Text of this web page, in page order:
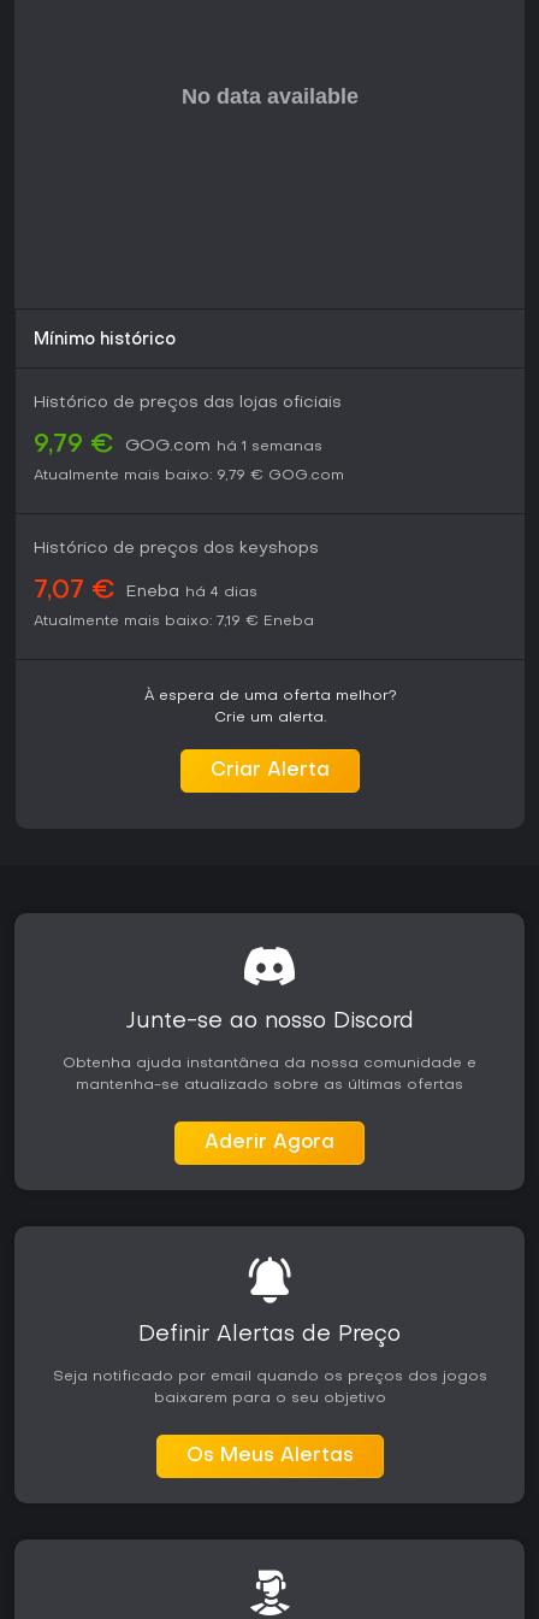
personalização de casa. Se você curte construção de
Mínimo histórico
Histórico de preços das lojas oficiais
9,79 € GOG.com
há 1 semanas
Atualmente mais baixo: 9,79 € GOG.com
Histórico de preços dos keyshops
7,07 € Eneba
há 4 dias
Atualmente mais baixo: 7,19 € Eneba
À espera de uma oferta melhor?
Crie um alerta.
Criar Alerta
Junte-se ao nosso Discord
Obtenha ajuda instantânea da nossa comunidade e
mantenha-se atualizado sobre as últimas ofertas
Aderir Agora
Definir Alertas de Preço
Seja notificado por email quando os preços dos jogos
baixarem para o seu objetivo
Os Meus Alertas